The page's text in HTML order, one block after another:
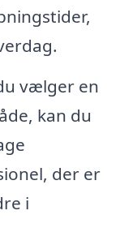
vælger en
kan du
der er
i